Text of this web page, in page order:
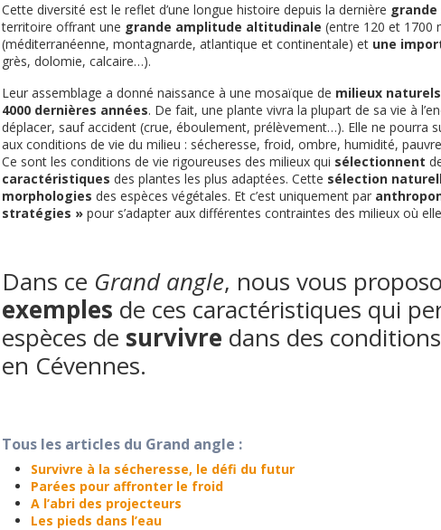
Cette diversité est le reflet d’une longue histoire depuis la dernière
territoire offrant une grande amplitude altitudinale (entre 120 et 1700
(méditerranéenne, montagnarde, atlantique et continentale) et une
grès, dolomie, calcaire…).
Leur assemblage a donné naissance à une mosaïque de milieux naturels
4000 dernières années. De fait, une plante vivra la plupart de sa vie à
déplacer, sauf accident (crue, éboulement, prélèvement…). Elle ne pourra
aux conditions de vie du milieu : sécheresse, froid, ombre, humidité,
Ce sont les conditions de vie rigoureuses des milieux qui sélectionnent
caractéristiques des plantes les plus adaptées. Cette sélection
morphologies des espèces végétales. Et c’est uniquement par
stratégies »pour s’adapter aux différentes contraintes des milieux où
Dans ce Grand angle, nous vous
exemples de ces caractéristiques qui
espèces de survivre dans des
en Cévennes.
Tous les articles du Grand angle :
Survivre à la sécheresse, le défi du futur
Parées pour affronter le froid
A l’abri des projecteurs
Les pieds dans l’eau